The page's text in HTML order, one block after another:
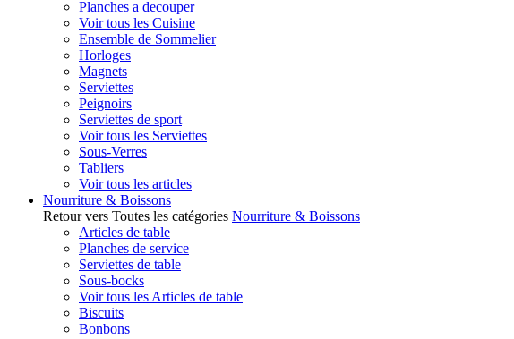
Planches a decouper
Voir tous les Cuisine
Ensemble de Sommelier
Horloges
Magnets
Serviettes
Peignoirs
Serviettes de sport
Voir tous les Serviettes
Sous-Verres
Tabliers
Voir tous les articles
Nourriture & Boissons
Retour vers Toutes les catégories Nourriture & Boissons
Articles de table
Planches de service
Serviettes de table
Sous-bocks
Voir tous les Articles de table
Biscuits
Bonbons